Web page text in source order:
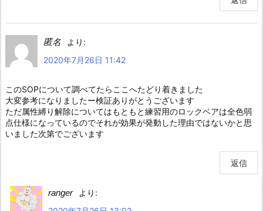
匿名
より:
2020年7月26日 11:42
このSOPについて調べてたらここへたどり着きました
大変参考になりましたー検証ありがとうございます
ただ属性縛り解除についてはもともと練習用のロックベアは全色弱
点仕様になっているのでそれが効果が発動した理由ではないかと思
いました次第でございます
返信
ranger
より: